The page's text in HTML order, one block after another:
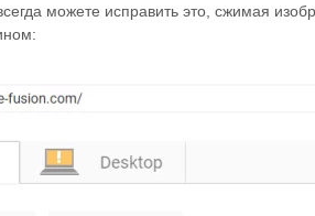
можете исправить это, сжимая